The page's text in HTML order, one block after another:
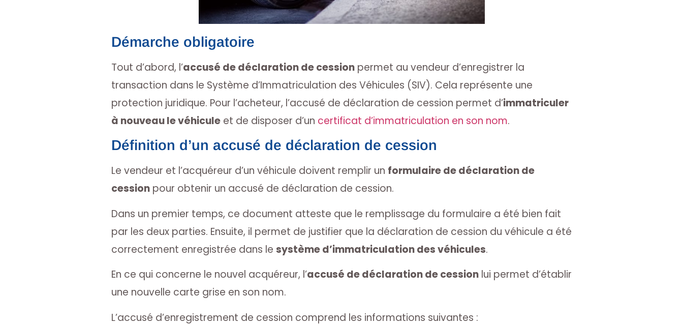
Démarche obligatoire
Tout d’abord, l’accusé de déclaration de cessionpermet au vendeur d’enregistrer la
transaction dans le Système d’Immatriculation des Véhicules (SIV). Cela représente une
protection juridique. Pour l’acheteur, l’accusé de déclaration de cession permet d’immatriculer
à nouveau le véhiculeet de disposer d’un certificat d’immatriculation en son nom.
Définition d’un accusé de déclaration de cession
Le vendeur et l’acquéreur d’un véhicule doivent remplir un formulaire de déclaration de
cessionpour obtenir un accusé de déclaration de cession.
Dans un premier temps, ce document atteste que le remplissage du formulaire a été bien fait
par les deux parties. Ensuite, il permet de justifier que la déclaration de cession du véhicule a été
correctement enregistrée dans le système d’immatriculation des véhicules.
En ce qui concerne le nouvel acquéreur, l’accusé de déclaration de cessionlui permet d’établir
une nouvelle carte grise en son nom.
L’accusé d’enregistrement de cession comprend les informations suivantes :